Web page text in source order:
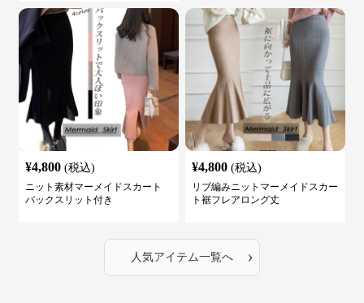
¥4,800 (税込)
ニット素材マーメイドスカート
バックスリット付き
¥4,800 (税込)
リブ編みニットマーメイドスカー
ト裾フレアロング丈
人気アイテム一覧へ ›